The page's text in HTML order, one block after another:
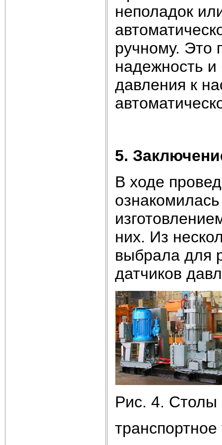
неполадок
ручному. Это
надежность и
давления к
5.
В ходе
них. Из
выбрала для
датчиков
Рис. 4. Столы
транспортное